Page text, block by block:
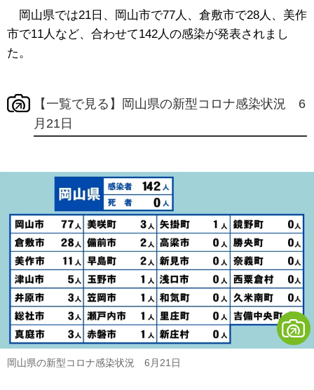
岡山県では21日、岡山市で77人、倉敷市で28人、美作
市で11人など、合わせて142人の感染が発表されまし
た。
【一覧で見る】岡山県の新型コロナ感染状況 6
月21日
岡山県の新型コロナ感染状況 6月21日